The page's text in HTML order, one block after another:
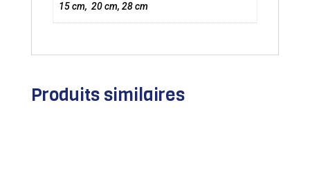
15 cm, 20 cm, 28 cm
Produits similaires